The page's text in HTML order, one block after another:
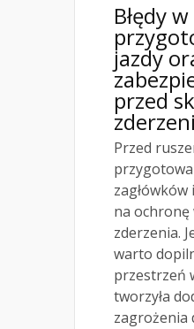
Błędy w
jazdy
przed
Przed
zagłówków
na ochronę
zderzenia.
warto
przestrzeń
tworzyła
zagrożenia